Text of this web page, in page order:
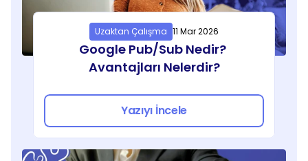
Uzaktan Çalışma 11 Mar 2026
Google Pub/Sub Nedir?
Avantajları Nelerdir?
Yazıyı İncele